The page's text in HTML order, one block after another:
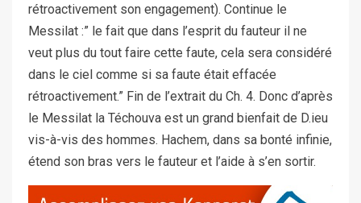
rétroactivement son engagement). Continue le
Messilat :” le fait que dans l’esprit du fauteur il ne
veut plus du tout faire cette faute, cela sera considéré
dans le ciel comme si sa faute était effacée
rétroactivement.” Fin de l’extrait du Ch. 4. Donc d’après
le Messilat la Téchouva est un grand bienfait de D.ieu
vis-à-vis des hommes. Hachem, dans sa bonté infinie,
étend son bras vers le fauteur et l’aide à s’en sortir.